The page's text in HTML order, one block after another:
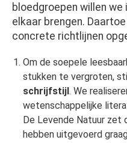
bloedgroepen willen
elkaar brengen.
concrete richtlijnen
Om de soepele
stukken te vergroten,
schrijfstijl . We
wetenschappelijke
De Levende Natuur zet
hebben uitgevoerd